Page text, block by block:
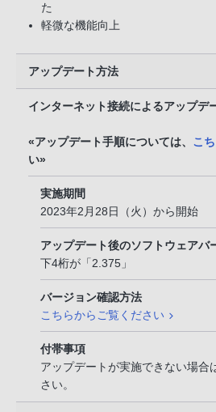
た
軽微な機能向上
アップデート方法
インターネット接続によるアップデ
«アップデート手順については、 こ
い»
実施期間
2023年2月28日（火）から開始
アップデート後のソフトウェアバ
下4桁が「2.375」
バージョン確認方法
こちらからご覧ください
付帯事項
アップデートが実施できない場合
さい。